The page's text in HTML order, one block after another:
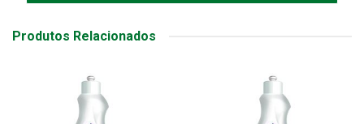
Produtos Relacionados